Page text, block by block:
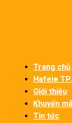
Trang chủ
Hafele
Giới thiệu
Khuyến
Tin tức